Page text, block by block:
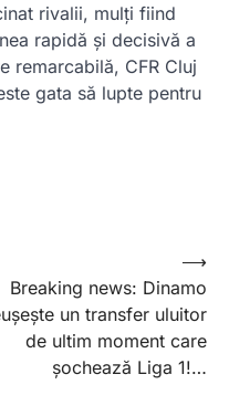
rivalii, mulți fiind
rapidă și decisivă a
remarcabilă, CFR Cluj
gata să lupte pentru
Breaking news: Dinamo
un transfer uluitor
de ultim moment care
șochează Liga 1!…
⟶